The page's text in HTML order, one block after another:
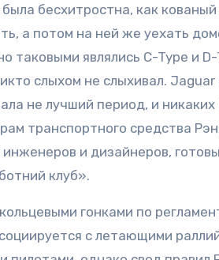
бесхитростна, как
а потом на ней же уехать
таковыми являлись C-Type и
слыхом не слыхивал.
не лучший период, и
транспортного средства
инженеров и дизайнеров,
клуб».
гонками по
с летающими